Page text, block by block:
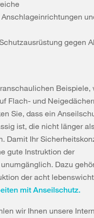
gegen
Beispiele,
Flach- und
Sie, dass ein
ist, die nicht länger
Damit Ihr
gute Instruktion der
Dazu
der acht
mit Anseilschutz.
wir Ihnen unsere